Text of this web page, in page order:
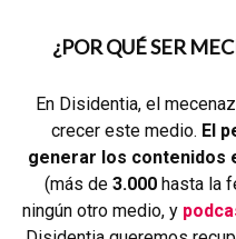
¿POR QUÉ SER
En Disidentia, el
crecer este medio. El
generar los contenidos
(más de 3.000 hasta la
ningún otro medio, y